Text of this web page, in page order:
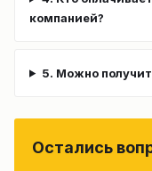
компанией?
5. Можно
Остались